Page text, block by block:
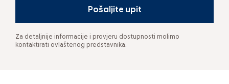
Pošaljite upit
Za detaljnije informacije i provjeru dostupnosti molimo
kontaktirati ovlaštenog predstavnika.